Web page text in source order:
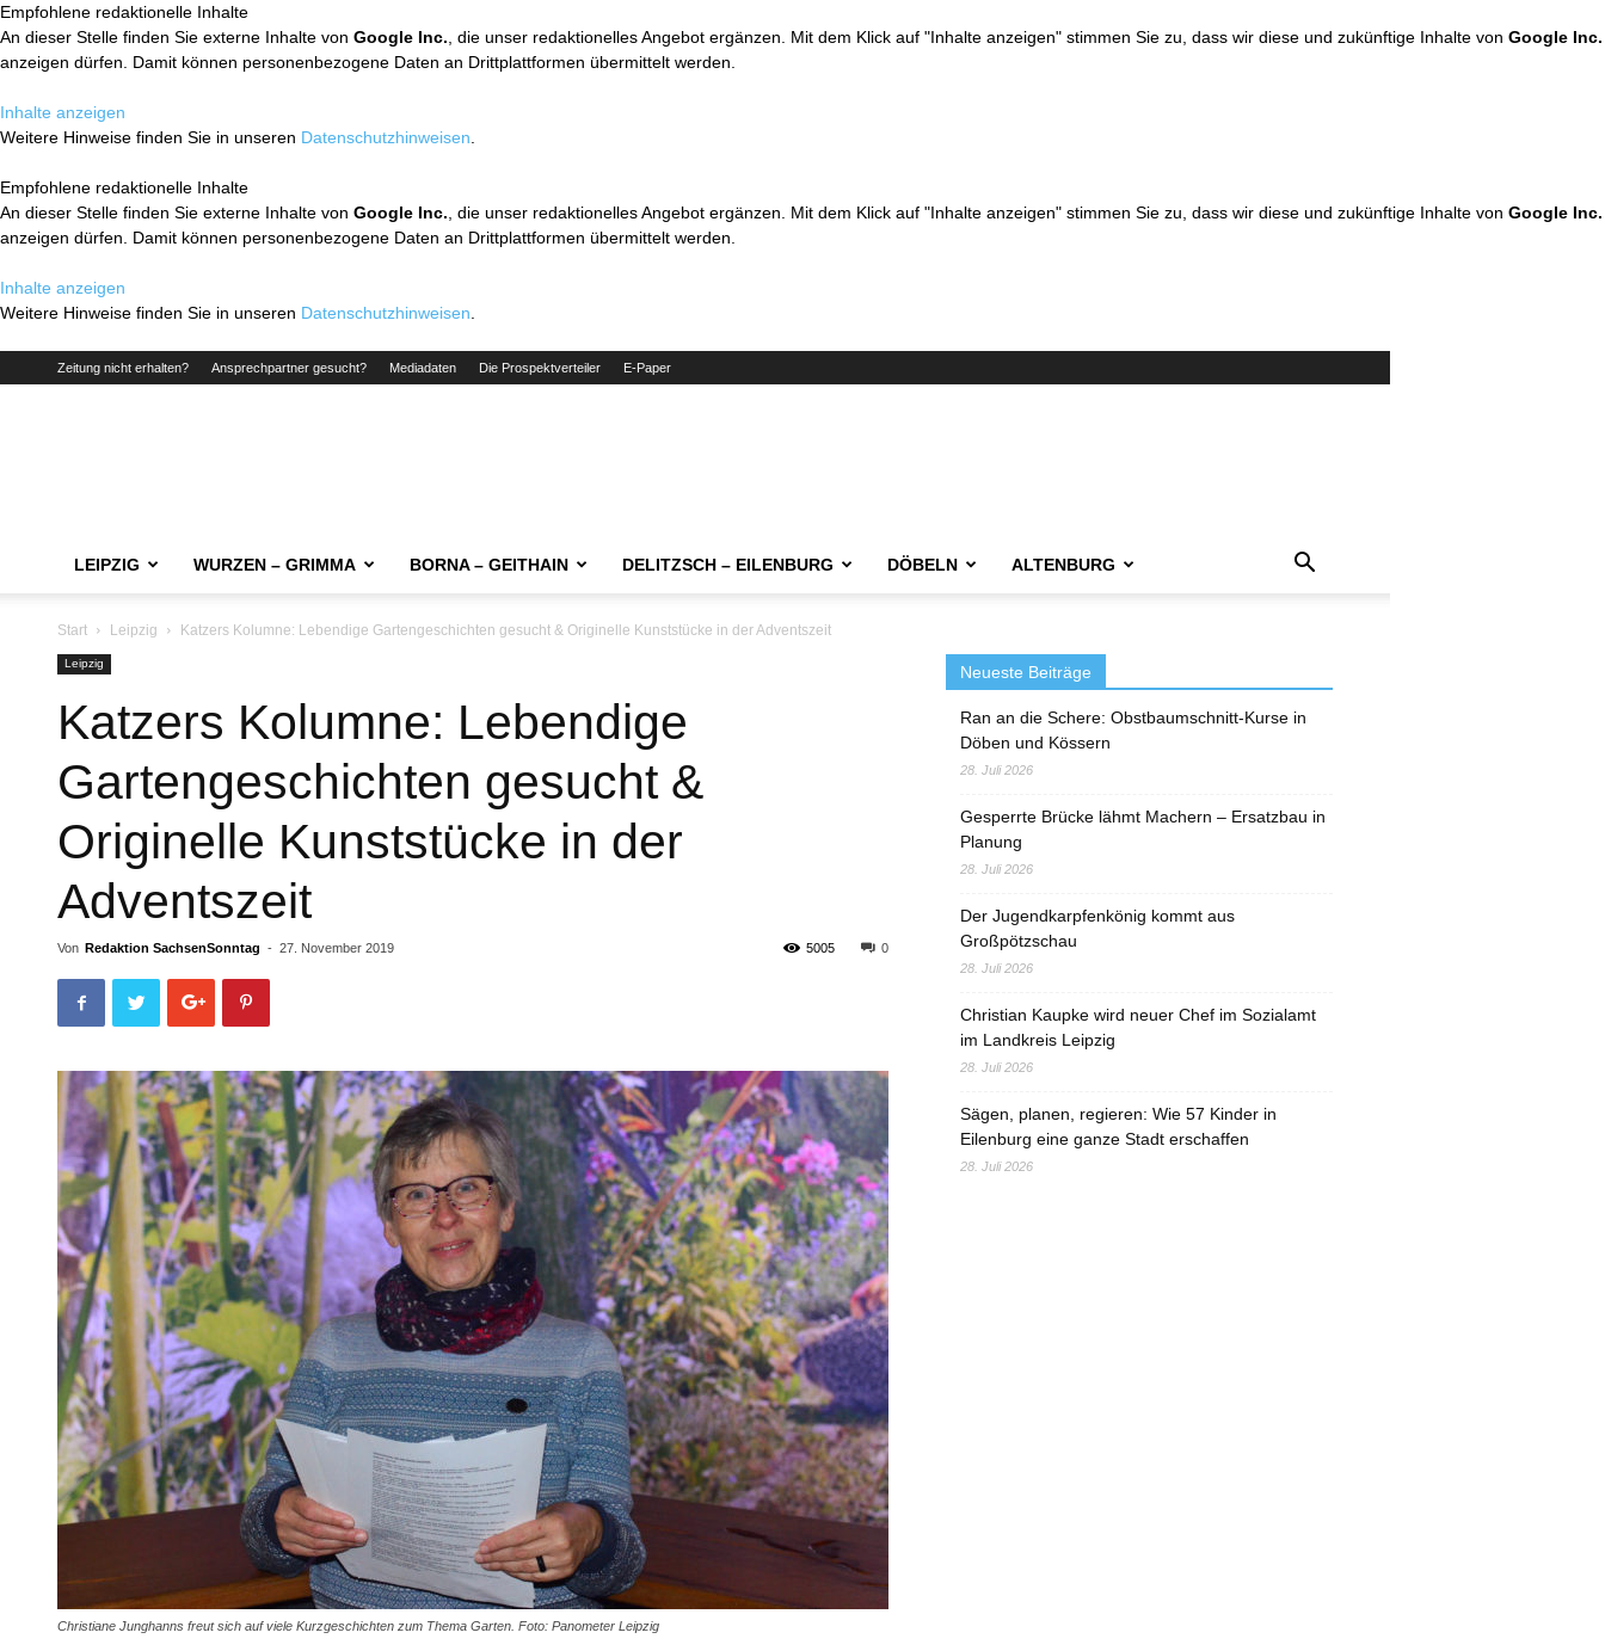
Empfohlene redaktionelle Inhalte
An dieser Stelle finden Sie externe Inhalte von Google Inc. , die unser redaktionelles Angebot ergänzen. Mit dem Klick auf "Inhalte anzeigen" stimmen Sie zu, dass wir diese und zukünftige Inhalte von Google Inc.
anzeigen dürfen. Damit können personenbezogene Daten an Drittplattformen übermittelt werden.
Inhalte anzeigen
Weitere Hinweise finden Sie in unseren Datenschutzhinweisen
Empfohlene redaktionelle Inhalte
An dieser Stelle finden Sie externe Inhalte von Google Inc. , die unser redaktionelles Angebot ergänzen. Mit dem Klick auf "Inhalte anzeigen" stimmen Sie zu, dass wir diese und zukünftige Inhalte von Google Inc.
anzeigen dürfen. Damit können personenbezogene Daten an Drittplattformen übermittelt werden.
Inhalte anzeigen
Weitere Hinweise finden Sie in unseren Datenschutzhinweisen
Zeitung nicht erhalten? Ansprechpartner gesucht? Mediadaten Die Prospektverteiler E-Paper
LEIPZIG WURZEN – GRIMMA BORNA – GEITHAIN DELITZSCH – EILENBURG DÖBELN ALTENBURG
Start Leipzig Katzers Kolumne: Lebendige Gartengeschichten gesucht & Originelle Kunststücke in der Adventszeit
Leipzig
Katzers Kolumne: Lebendige
Gartengeschichten gesucht &
Originelle Kunststücke in der
Adventszeit
Von Redaktion SachsenSonntag - 27. November 2019 0
5005
Christiane Junghanns freut sich auf viele Kurzgeschichten zum Thema Garten. Foto: Panometer Leipzig
Neueste Beiträge
Ran an die Schere: Obstbaumschnitt-Kurse in
Döben und Kössern
28. Juli 2026
Gesperrte Brücke lähmt Machern – Ersatzbau in
Planung
28. Juli 2026
Der Jugendkarpfenkönig kommt aus
Großpötzschau
28. Juli 2026
Christian Kaupke wird neuer Chef im Sozialamt
im Landkreis Leipzig
28. Juli 2026
Sägen, planen, regieren: Wie 57 Kinder in
Eilenburg eine ganze Stadt erschaffen
28. Juli 2026